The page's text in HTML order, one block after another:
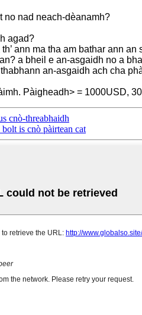
no nad neach-dèanamh?
agad?
ann ma tha am bathar ann
a bheil e an-asgaidh no a
an-asgaidh ach cha
Pàigheadh> = 1000USD,
cnò-threabhaidh
is cnò pàirtean cat